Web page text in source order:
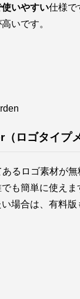
いやすい仕様で
いです。
ロゴタイプメ
るロゴ素材が無
も簡単に使え
場合は、有料